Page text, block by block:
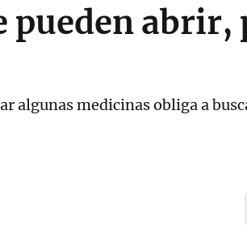
pueden
algunas medicinas obliga a